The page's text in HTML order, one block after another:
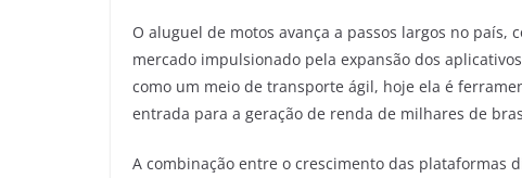
O aluguel de motos avança a passos largos no
mercado impulsionado pela expansão dos
como um meio de transporte ágil, hoje ela é
entrada para a geração de renda de milhares de
A combinação entre o crescimento das plataformas